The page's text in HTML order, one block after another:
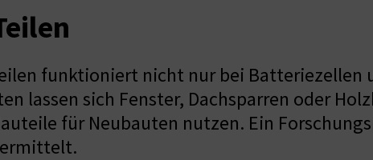
funktioniert nicht nur bei
lassen sich Fenster, Dachsparren oder
für Neubauten nutzen. Ein
ermittelt.